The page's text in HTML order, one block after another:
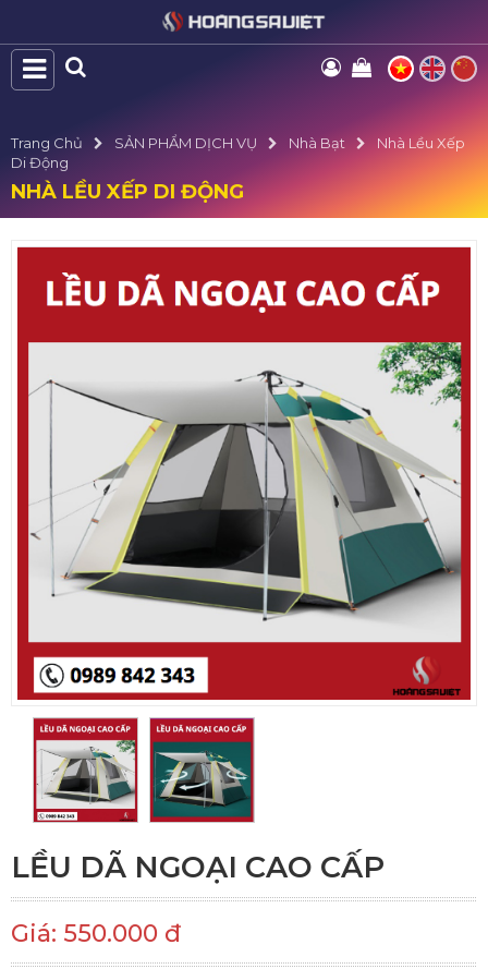
Trang Chủ SẢN PHẨM DỊCH VỤ Nhà Bạt
Nhà Lều Xếp
Di Động
NHÀ LỀU XẾP DI ĐỘNG
LỀU DÃ NGOẠI CAO CẤP
Giá: 550.000 đ